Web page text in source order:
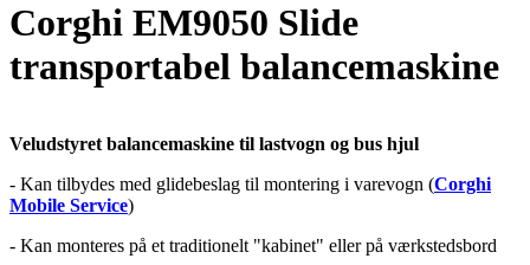
Corghi EM9050 Slide
transportabel balancemaskine
Veludstyret balancemaskine til lastvogn og bus hjul
- Kan tilbydes med glidebeslag til montering i varevogn (Corghi
Mobile Service)
- Kan monteres på et traditionelt "kabinet" eller på værkstedsbord